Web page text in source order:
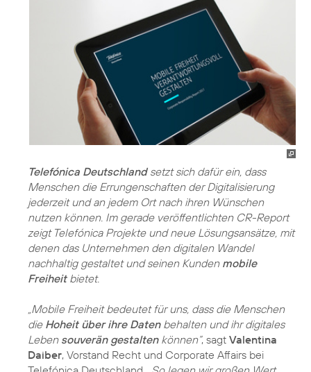
Telefónica Deutschlandsetzt sich dafür ein, dass
Menschen die Errungenschaften der Digitalisierung
jederzeit und an jedem Ort nach ihren Wünschen
nutzen können. Im gerade veröffentlichten CR-Report
zeigt Telefónica Projekte und neue Lösungsansätze, mit
denen das Unternehmen den digitalen Wandel
nachhaltig gestaltet und seinen Kunden mobile
Freiheit bietet.
„Mobile Freiheit bedeutet für uns, dass die Menschen
die Hoheit über ihre Datenbehalten und ihr digitales
Leben souverän gestaltenkönnen“, sagt Valentina
Daiber, Vorstand Recht und Corporate Affairs bei